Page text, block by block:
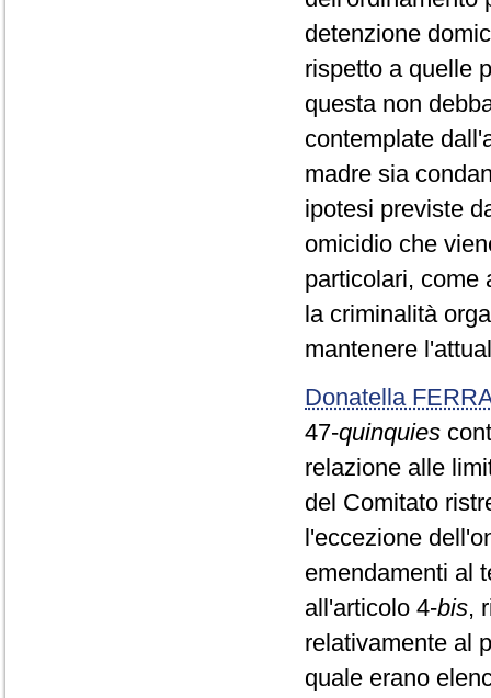
detenzione
rispetto a quelle
questa non
contemplate
madre sia
ipotesi previste
omicidio che
particolari, come
la criminalità
mantenere
Donatella
47-quinquies
relazione alle
del Comitato
l'eccezione
emendamenti al
all'articolo 4-bis,
relativamente al
quale erano